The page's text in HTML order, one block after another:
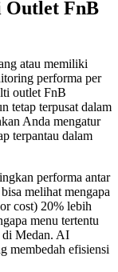
Outlet FnB
atau memiliki
performa per
outlet FnB
tetap terpusat dalam
Anda mengatur
terpantau dalam
performa antar
melihat mengapa
cost) 20% lebih
menu tertentu
di Medan. AI
membedah efisiensi